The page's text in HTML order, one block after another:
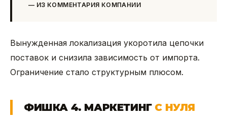
— ИЗ КОММЕНТАРИЯ КОМПАНИИ
Вынужденная локализация укоротила цепочки
поставок и снизила зависимость от импорта.
Ограничение стало структурным плюсом.
ФИШКА 4. МАРКЕТИНГ С НУЛЯ